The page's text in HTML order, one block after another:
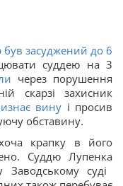
був засуджений до 6
суддею на 3
через порушення
скарзі захисник
вину і просив
обставину.
крапку в його
Суддю Лупенка
суді